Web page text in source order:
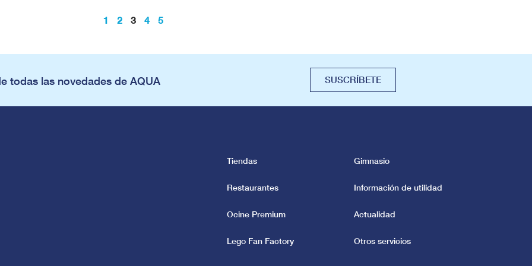
1 2 3 4 5
todas las novedades de AQUA SUSCRÍBETE
Tiendas
Restaurantes
Ocine Premium
Lego Fan Factory
Gimnasio
Información de utilidad
Actualidad
Otros servicios